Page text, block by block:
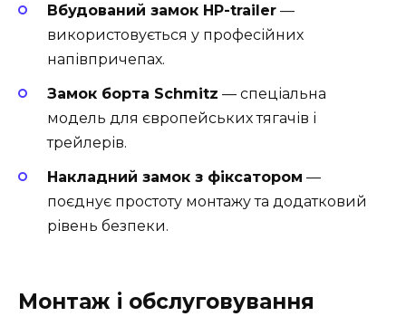
Вбудований замок HP-trailer —
використовується у професійних
напівпричепах.
Замок борта Schmitz — спеціальна
модель для європейських тягачів і
трейлерів.
Накладний замок з фіксатором —
поєднує простоту монтажу та додатковий
рівень безпеки.
Монтаж і обслуговування